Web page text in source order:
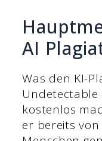
AI
Was den KI-
kostenlos
er bereits